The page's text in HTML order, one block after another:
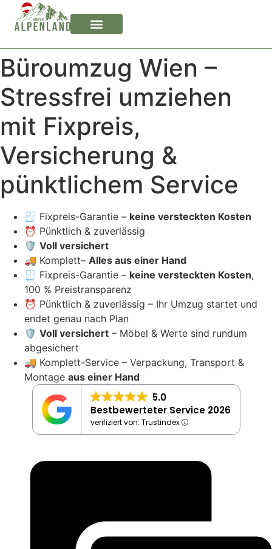
Büroumzug Wien –
Stressfrei umziehen
mit Fixpreis,
Versicherung &
pünktlichem Service
🧾 Fixpreis-Garantie – keine versteckten Kosten
⏰ Pünktlich & zuverlässig
🛡️ Voll versichert
🚚 Komplett– Alles aus einer Hand
🧾 Fixpreis-Garantie – keine versteckten Kosten,
100 % Preistransparenz
⏰ Pünktlich & zuverlässig – Ihr Umzug startet und
endet genau nach Plan
🛡️ Voll versichert – Möbel & Werte sind rundum
abgesichert
🚚 Komplett-Service – Verpackung, Transport &
Montage aus einer Hand
5.0
Bestbewerteter Service 2026
verifiziert von: Trustindex